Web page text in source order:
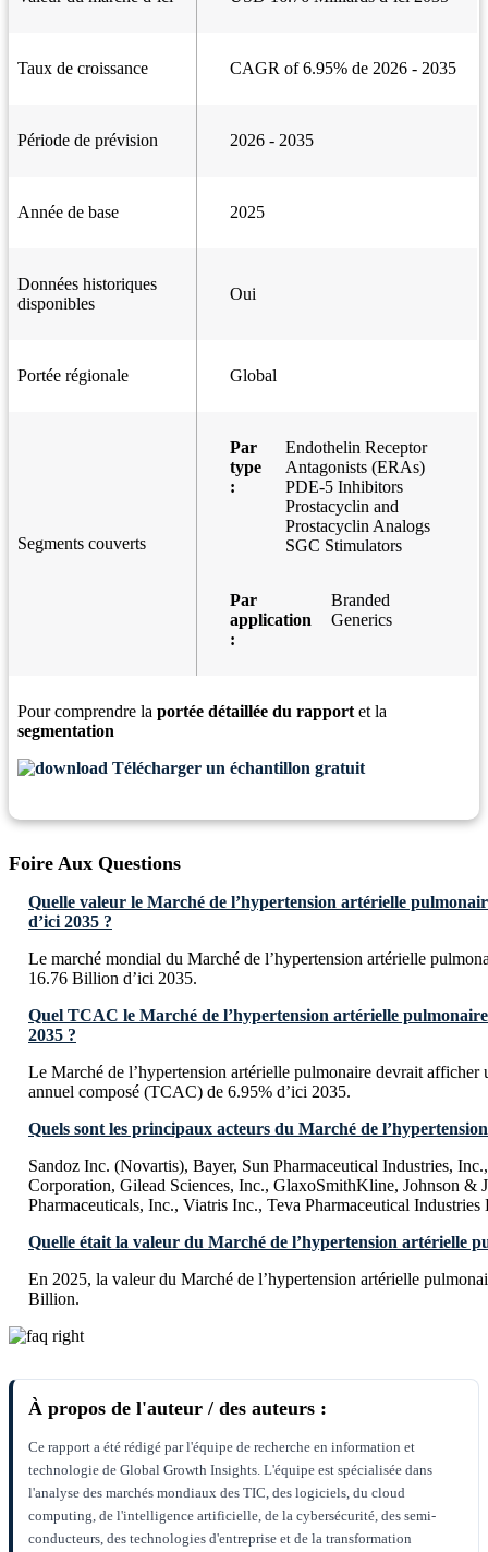
Taux de croissance CAGR of 6.95% de 2026 - 2035
Période de prévision 2026 - 2035
Année de base 2025
Données historiques
disponibles
Oui
Portée régionale Global
Segments couverts
Par
type
:
Endothelin Receptor
Antagonists (ERAs)
PDE-5 Inhibitors
Prostacyclin and
Prostacyclin Analogs
SGC Stimulators
Par
application
:
Branded
Generics
Pour comprendre la portée détaillée du rapport et la
segmentation
Télécharger un échantillon gratuit
Foire Aux Questions
Quelle valeur le Marché de l’hypertension artérielle
d’ici 2035 ?
Le marché mondial du Marché de l’hypertension artérielle
16.76 Billion d’ici 2035.
Quel TCAC le Marché de l’hypertension artérielle
2035 ?
Le Marché de l’hypertension artérielle pulmonaire devrait afficher
annuel composé (TCAC) de 6.95% d’ici 2035.
Quels sont les principaux acteurs du Marché de
Sandoz Inc. (Novartis), Bayer, Sun Pharmaceutical Industries,
Corporation, Gilead Sciences, Inc., GlaxoSmithKline, Johnson &
Pharmaceuticals, Inc., Viatris Inc., Teva Pharmaceutical Industries
Quelle était la valeur du Marché de l’hypertension artérielle
En 2025, la valeur du Marché de l’hypertension artérielle
Billion.
À propos de l'auteur / des auteurs :
Ce rapport a été rédigé par l'équipe de recherche en information et
technologie de Global Growth Insights. L'équipe est spécialisée dans
l'analyse des marchés mondiaux des TIC, des logiciels, du cloud
computing, de l'intelligence artificielle, de la cybersécurité, des semi-
conducteurs, des technologies d'entreprise et de la transformation